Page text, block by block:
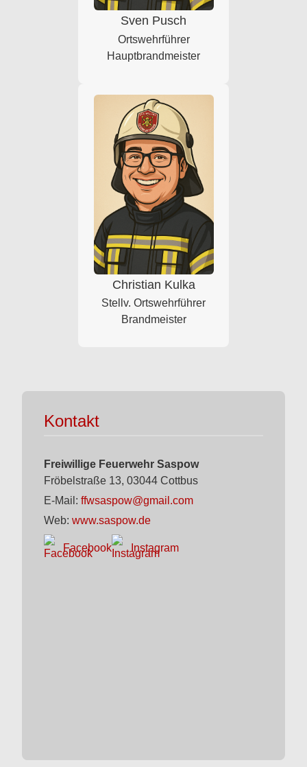
Sven Pusch
Ortswehrführer
Hauptbrandmeister
Christian Kulka
Stellv. Ortswehrführer
Brandmeister
Kontakt
Freiwillige Feuerwehr Saspow
Fröbelstraße 13, 03044 Cottbus
E-Mail: ffwsaspow@gmail.com
Web: www.saspow.de
Facebook Instagram